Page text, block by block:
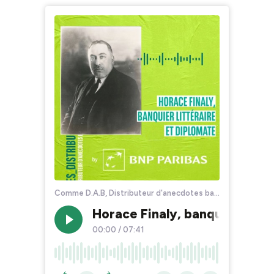
Comme D.A.B, Distributeur d'anecdotes bancaires
Horace Finaly, banquier
00:00 / 07:41